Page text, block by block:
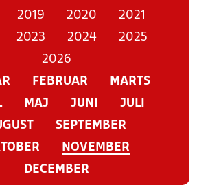
2019 2020
2021
2023 2024
2025
2026
FEBRUAR
MARTS
MAJ JUNI
JULI
SEPTEMBER
NOVEMBER
DECEMBER